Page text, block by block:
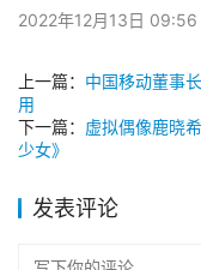
2022年12月13日 09:56
上一篇： 中国移动董事
用
下一篇： 虚拟偶像鹿晓
少女》
发表评论